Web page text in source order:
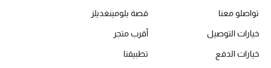
الموسم الجديد
الحقائب النسائية
تواصلو معنا
خيارات التوصيل
خيارات الدفع
قصة بلومينغديلز
أقرب متجر
تطبيقنا